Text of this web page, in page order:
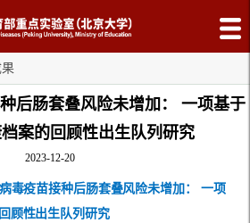
后肠套叠⻛险未增加： ⼀项基于
案的回顾性出⽣队列研究
2023-12-20
毒疫苗接种后肠套叠⻛险未增加：
⼀项
顾性出⽣队列研究